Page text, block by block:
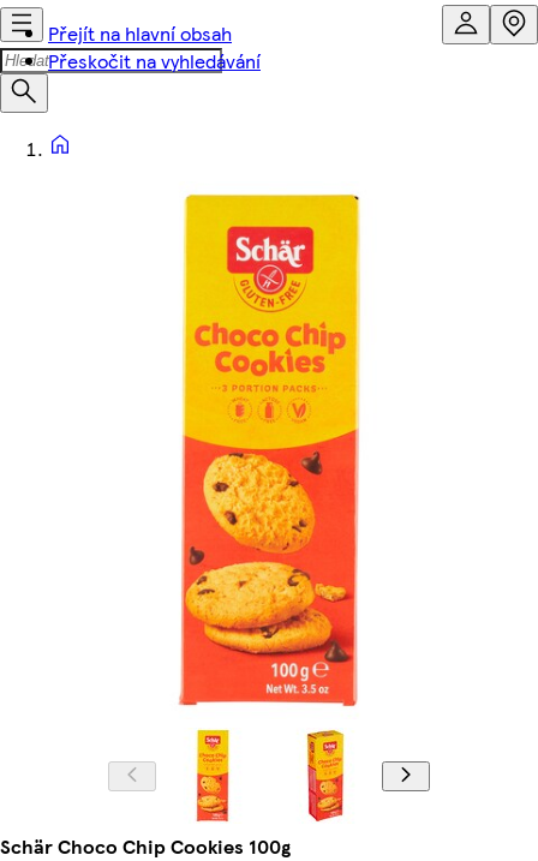
Přejít na hlavní obsah
Přeskočit na vyhledávání
Schär Choco Chip Cookies 100g